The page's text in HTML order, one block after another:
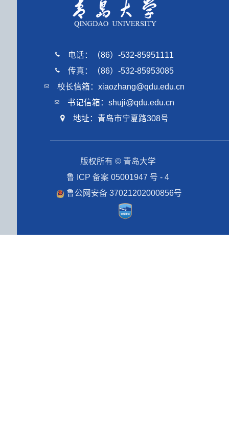
电话：（86）-532-85951111
传真：（86）-532-85953085
校长信箱：xiaozhang@qdu.edu.cn
书记信箱：shuji@qdu.edu.cn
地址：青岛市宁夏路308号
版权所有 © 青岛大学
鲁 ICP 备案 05001947 号 - 4
鲁公网安备 37021202000856号